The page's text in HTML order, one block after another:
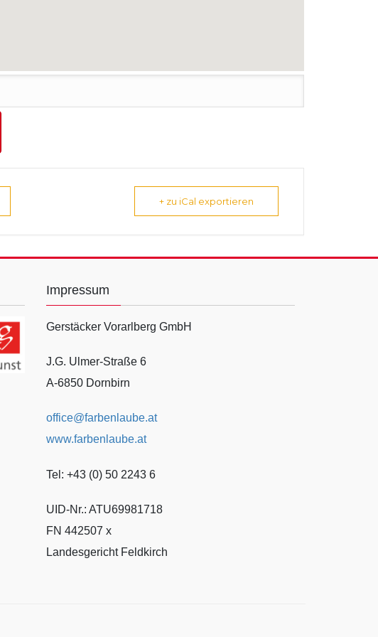
+ zu iCal exportieren
Impressum
Gerstäcker Vorarlberg GmbH
J.G. Ulmer-Straße 6
A-6850 Dornbirn
office@farbenlaube.at
www.farbenlaube.at
Tel: +43 (0) 50 2243 6
UID-Nr.: ATU69981718
FN 442507 x
Landesgericht Feldkirch